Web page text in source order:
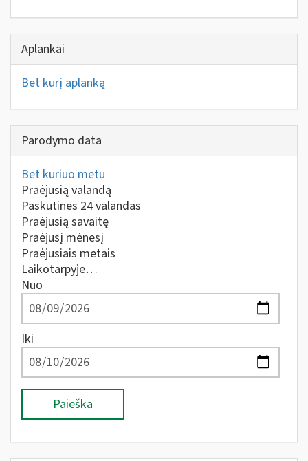
Aplankai
Bet kurį aplanką
Parodymo data
Bet kuriuo metu
Praėjusią valandą
Paskutines 24 valandas
Praėjusią savaitę
Praėjusį mėnesį
Praėjusiais metais
Laikotarpyje…
Nuo
Iki
Paieška